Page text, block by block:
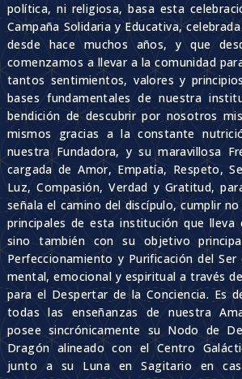
política, ni religiosa, basa esta
Campaña Solidaria y Educativa,
desde hace muchos años, y que
comenzamos a llevar a la comunidad
tantos sentimientos, valores y
bases fundamentales de nuestra
bendición de descubrir por nosotros
mismos gracias a la constante
nuestra Fundadora, y su maravillosa
cargada de Amor, Empatía, Respeto,
Luz, Compasión, Verdad y Gratitud,
señala el camino del discípulo, cumplir
principales de esta institución que lleva
sino también con su objetivo
Perfeccionamiento y Purificación del
mental, emocional y espiritual a través
para el Despertar de la Conciencia. Es
todas las enseñanzas de nuestra
posee sincrónicamente su Nodo de
Dragón alineado con el Centro
junto a su Luna en Sagitario en